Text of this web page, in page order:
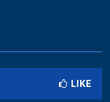
LIKE